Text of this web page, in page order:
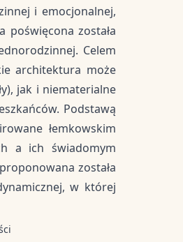
i emocjonalnej,
poświęcona została
Celem
architektura może
jak i niematerialne
Podstawą
łemkowskim
a ich świadomym
została
w której